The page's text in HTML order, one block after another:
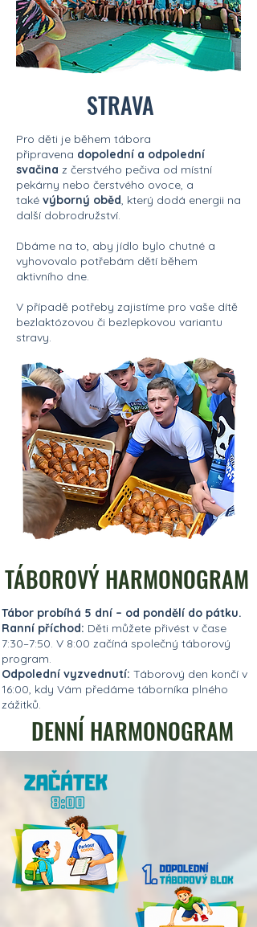
STRAVA
Pro děti je během tábora
připravena dopolední a odpolední
svačina z čerstvého pečiva od místní
pekárny nebo čerstvého ovoce, a
také výborný oběd, který dodá energii na
další dobrodružství.
Dbáme na to, aby jídlo bylo chutné a
vyhovovalo potřebám dětí během
aktivního dne.
V případě potřeby zajistíme pro vaše dítě
bezlaktózovou či bezlepkovou variantu
stravy.
TÁBOROVÝ HARMONOGRAM
Tábor probíhá 5 dní – od pondělí do pátku.
Ranní příchod: Děti můžete přivést v čase
7:30–7:50. V 8:00 začíná společný táborový
program.
Odpolední vyzvednutí: Táborový den končí v
16:00, kdy Vám předáme táborníka plného
zážitků.
DENNÍ HARMONOGRAM